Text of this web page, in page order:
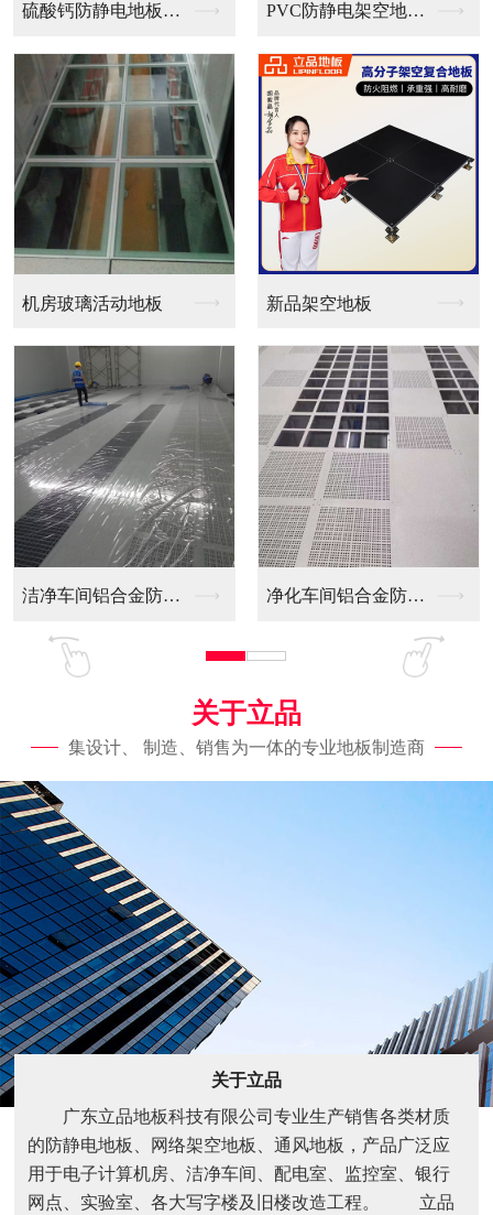
新品架空地板
全钢无边防静电地板
全铝防静电地板
关于立品
集设计、 制造、销售为一体的专业地板制造商
关于立品
广东立品地板科技有限公司专业生产销售各类材质
的防静电地板、网络架空地板、通风地板，产品广泛应
用于电子计算机房、洁净车间、配电室、监控室、银行
网点、实验室、各大写字楼及旧楼改造工程。 立品